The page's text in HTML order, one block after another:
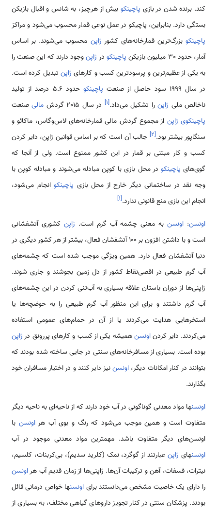
کند. برنده شدن در بازی پاچینکو بیش از هرچیز، به شانس و اقبال بازیکن
بستگی دارد. بنابراین، پاچیکو در عمل نوعی قمار محسوب می‌شود و مراکز
پاچینکو بزرگ‌ترین قمارخانه‌های کشور ژاپن محسوب می‌شوند. بر اساس
آمار، حدود 30 میلیون بازیکن
پاچینکو در ژاپنوجود دارند که این صنعت را
به یکی از عظیم‌ترین و پرسودترین کسب و کار‌های ژاپن تبدیل کرده است.
در سال 1999 سود حاصل از صنعت
پاچینکو
حدود 5.6 درصد از تولید
ناخالص ملی ژاپنرا تشکیل می‌داد.[۱] در سال 2015 گردش مالیصنعت
پاچینکوی ژاپن از مجموع گردش مالی قمارخانه‌های لاس‌وگاس، ماکائو و
سنگاپور بیشتر بود.[۲] جالب آن است که بر اساس قوانین ژاپن، دایر کردن
کسب و کار مبتنی بر قمار در این کشور ممنوع است. ولی از آنجا که
گوی‌های پاچینکو در محل بازی با کوپن مبادله می‌شوند و مبادله کوپن با
وجه نقد در ساختمانی دیگر خارج از محل بازی پاچینکوانجام می‌شود،
انجام این بازی منع قانونی ندارد.[۱]
اونسن: اونسنبه معنی چشمه آب گرم است. ژاپن کشوری آتشفشانی
است و با داشتن افزون بر 100 آتشفشان فعال، بیشتر از هر کشور دیگری در
دنیا آتشفشان فعال دارد. همین ویژگی موجب شده است که چشمه‌های
آب گرم طبیعی در اقصی‌نقاط کشور از دل زمین بجوشند و جاری شوند.
ژاپنی‌ها از دوران باستان علاقه بسیاری به آب‌تنی کردن در این چشمه‌های
آب گرم داشتند و برای این منظور آب گرم طبیعی‌ را به حوضچه‌ها یا
استخرهایی هدایت می‌کردند یا از آن در حمام‌های عمومی استفاده
می‌کردند. دایر کردناونسنهمیشه یکی از کسب و کارهای پررونق درژاپن
بوده است. بسیاری از مسافرخانه‌های سنتی در جایی ساخته شده بودند که
بتوانند در کنار امکانات دیگر، اونسننیز دایر کنند و در اختیار مسافران خود
بگذارند.
اونسنها مواد معدنی گوناگونی در آب خود دارند که از ناحیه‌ای به ناحیه دیگر
متفاوت است و همین موجب می‌شود که رنگ و بوی آب هراونسن با
اونسن‌های دیگر متفاوت باشد. مهمترین مواد معدنی موجود در آب
اونسنهای ژاپنعبارتند از گوگرد، نمک (کلرید سدیم)، بی‌کربنات، کلسیم،
نیترات، فسفات، آهن و ترکیبات آن‌ها. ژاپنی‌ها از زمان قدیم آب هراونسن
را دارای یک خاصیت مشخص می‌دانستند برای اونسنها خواص درمانی قائل
بودند. پزشکان سنتی در کنار تجویز داروهای گیاهی مختلف، به بسیاری از